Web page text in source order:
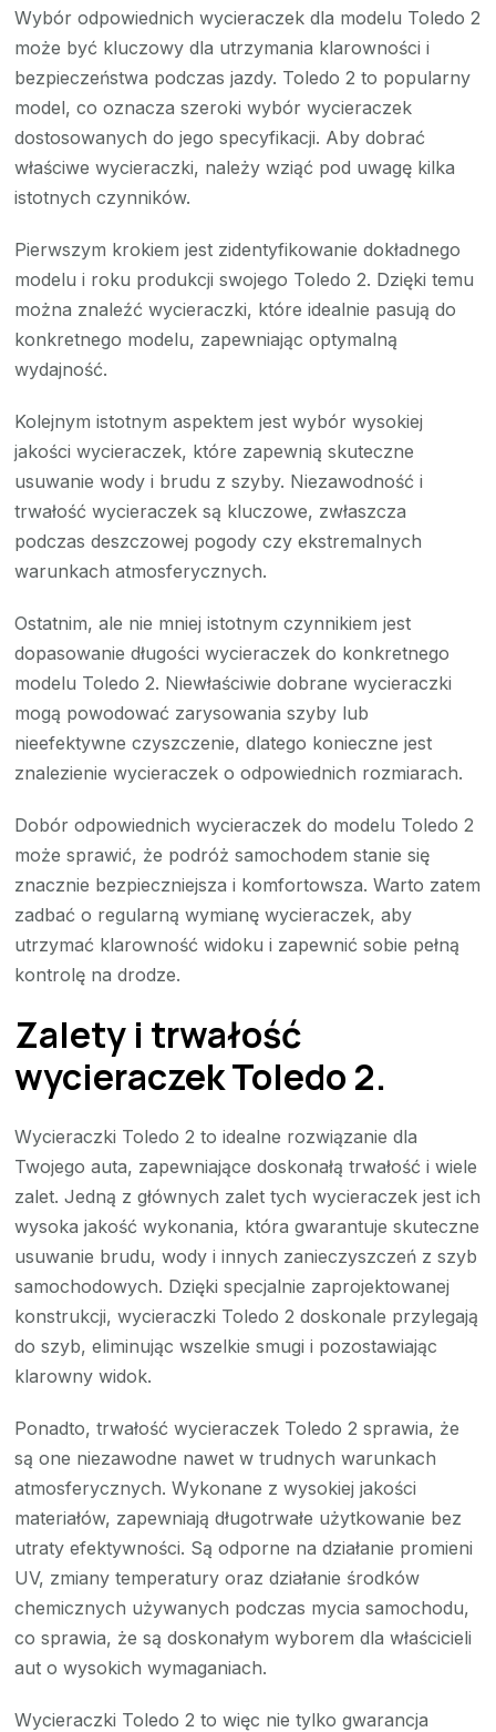
Wybór odpowiednich wycieraczek dla modelu Toledo 2
może być kluczowy dla utrzymania klarowności i
bezpieczeństwa podczas jazdy. Toledo 2 to popularny
model, co oznacza szeroki wybór wycieraczek
dostosowanych do jego specyfikacji. Aby dobrać
właściwe wycieraczki, należy wziąć pod uwagę kilka
istotnych czynników.
Pierwszym krokiem jest zidentyfikowanie dokładnego
modelu i roku produkcji swojego Toledo 2. Dzięki temu
można znaleźć wycieraczki, które idealnie pasują do
konkretnego modelu, zapewniając optymalną
wydajność.
Kolejnym istotnym aspektem jest wybór wysokiej
jakości wycieraczek, które zapewnią skuteczne
usuwanie wody i brudu z szyby. Niezawodność i
trwałość wycieraczek są kluczowe, zwłaszcza
podczas deszczowej pogody czy ekstremalnych
warunkach atmosferycznych.
Ostatnim, ale nie mniej istotnym czynnikiem jest
dopasowanie długości wycieraczek do konkretnego
modelu Toledo 2. Niewłaściwie dobrane wycieraczki
mogą powodować zarysowania szyby lub
nieefektywne czyszczenie, dlatego konieczne jest
znalezienie wycieraczek o odpowiednich rozmiarach.
Dobór odpowiednich wycieraczek do modelu Toledo 2
może sprawić, że podróż samochodem stanie się
znacznie bezpieczniejsza i komfortowsza. Warto zatem
zadbać o regularną wymianę wycieraczek, aby
utrzymać klarowność widoku i zapewnić sobie pełną
kontrolę na drodze.
Zalety i trwałość
wycieraczek Toledo 2.
Wycieraczki Toledo 2 to idealne rozwiązanie dla
Twojego auta, zapewniające doskonałą trwałość i wiele
zalet. Jedną z głównych zalet tych wycieraczek jest ich
wysoka jakość wykonania, która gwarantuje skuteczne
usuwanie brudu, wody i innych zanieczyszczeń z szyb
samochodowych. Dzięki specjalnie zaprojektowanej
konstrukcji, wycieraczki Toledo 2 doskonale przylegają
do szyb, eliminując wszelkie smugi i pozostawiając
klarowny widok.
Ponadto, trwałość wycieraczek Toledo 2 sprawia, że
są one niezawodne nawet w trudnych warunkach
atmosferycznych. Wykonane z wysokiej jakości
materiałów, zapewniają długotrwałe użytkowanie bez
utraty efektywności. Są odporne na działanie promieni
UV, zmiany temperatury oraz działanie środków
chemicznych używanych podczas mycia samochodu,
co sprawia, że są doskonałym wyborem dla właścicieli
aut o wysokich wymaganiach.
Wycieraczki Toledo 2 to więc nie tylko gwarancja